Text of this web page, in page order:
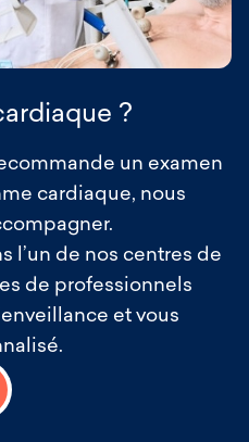
?
un examen
cardiaque, nous
l’un de nos centres de
de professionnels
et vous